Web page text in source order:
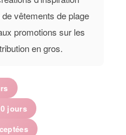
vêtements de plage
promotions sur les
en gros.
jours